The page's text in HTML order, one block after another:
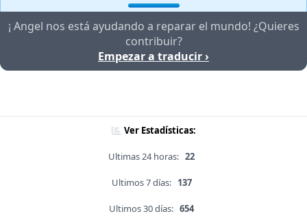
¡ Angel nos está ayudando a reparar el mundo! ¿Quieres
contribuir?
Empezar a traducir ›
Ver Estadísticas:
Ultimas 24 horas: 22
Ultimos 7 días: 137
Ultimos 30 días: 654